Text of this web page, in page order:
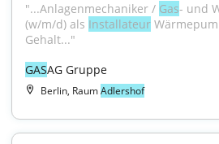
"...Anlagenmechaniker / Gas- und
(w/m/d) als Installateur
Gehalt..."
GASAG Gruppe
Berlin, RaumAdlershof